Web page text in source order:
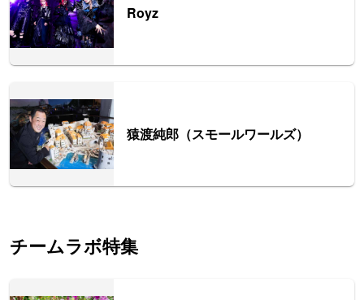
Royz
猿渡純郎（スモールワールズ）
チームラボ特集